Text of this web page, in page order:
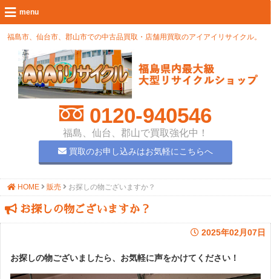
福島市、仙台市、郡山市での中古品買取・店舗用買取のアイアイリサイクル。
0120-940546
福島、仙台、郡山で買取強化中！
買取のお申し込みはお気軽にこちらへ
HOME 販売 お探しの物ございますか？
お探しの物ございますか？
2025年02月07日
お探しの物ございましたら、お気軽に声をかけてください！